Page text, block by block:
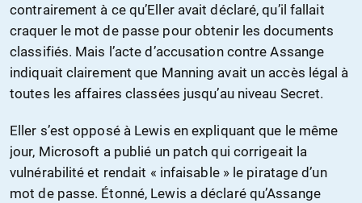
contrairement à ce qu’Eller avait déclaré, qu’il fallait
craquer le mot de passe pour obtenir les documents
classifiés. Mais l’acte d’accusation contre Assange
indiquait clairement que Manning avait un accès légal à
toutes les affaires classées jusqu’au niveau Secret.
Eller s’est opposé à Lewis en expliquant que le même
jour, Microsoft a publié un patch qui corrigeait la
vulnérabilité et rendait « infaisable » le piratage d’un
mot de passe. Étonné, Lewis a déclaré qu’Assange